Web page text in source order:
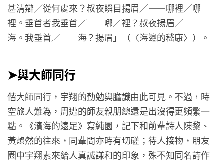
甚清辯／從何處來？叔夜瞬目揚眉／——哪裡／哪
裡。垂首者我垂首／——哪／裡？叔夜揚眉／——
海。我垂首／——海？揚眉」（〈海邊的嵇康〉）。
➤與大師同行
偕大師同行，宇翔的勤勉與膽識由此可見。不過，時
空旅人難為，周遭的師友親朋總還是出沒得更頻繁一
點。《濱海的遠足》寫純園，記下和前輩詩人陳黎、
黃燦然的往來，同輩間亦時有切磋；待人接物，朋友
圈中宇翔素來給人真誠謙和的印象，殊不知同名詩作